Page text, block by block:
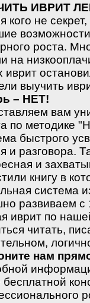
ИВРИТ
кого не
роста.
на
иврит
выучить
– НЕТ!
вам
по методике
быстрого
и разговора.
и
книгу в
система
развиваем с
иврит по
читать,
нам
бесплатной